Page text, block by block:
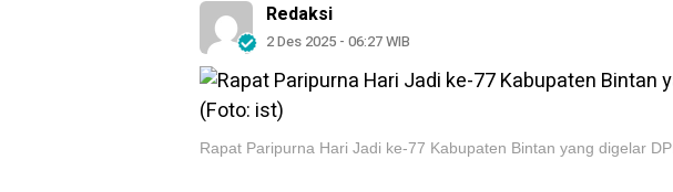
Redaksi
2 Des 2025 - 06:27 WIB
Rapat Paripurna Hari Jadi ke-77 Kabupaten Bintan yang digelar